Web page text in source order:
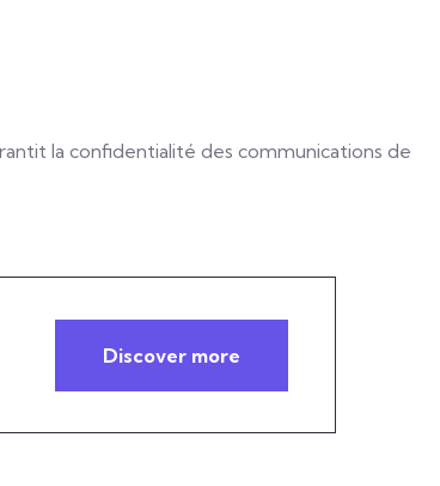
la confidentialité des communications de
Discover more